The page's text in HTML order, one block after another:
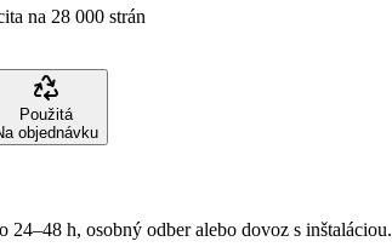
na 28 000 strán
Použitá
objednávku
h, osobný odber alebo dovoz s inštaláciou.